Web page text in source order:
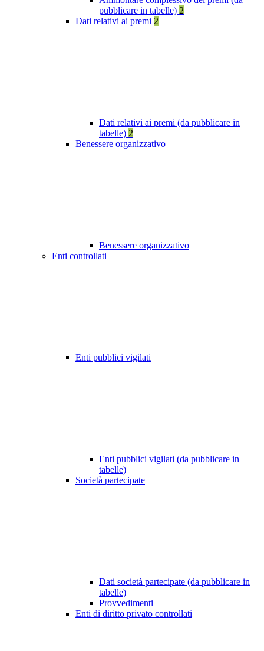
pubblicare in tabelle) 2
Dati relativi ai premi 2
Dati relativi ai premi (da pubblicare in
tabelle) 2
Benessere organizzativo
Benessere organizzativo
Enti controllati
Enti pubblici vigilati
Enti pubblici vigilati (da pubblicare in
tabelle)
Società partecipate
Dati società partecipate (da pubblicare in
tabelle)
Provvedimenti
Enti di diritto privato controllati